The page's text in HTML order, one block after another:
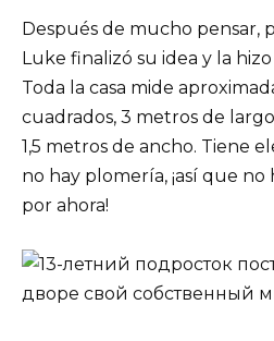
Después de mucho pensar,
Luke finalizó su idea y la
Toda la casa mide
cuadrados, 3 metros de
1,5 metros de ancho. Tiene
no hay plomería, ¡así que
por ahora!